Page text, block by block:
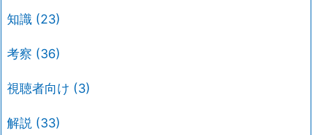
知識 (23)
考察 (36)
視聴者向け (3)
解説 (33)